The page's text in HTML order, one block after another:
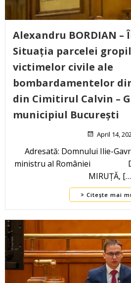
Alexandru BORDIAN –
Situația parcelei
victimelor civile ale
bombardamentelor
din Cimitirul Calvin –
municipiul București
April 14,
Adresată: Domnului Ilie-
ministru al României
MIRUȚĂ,
Citește mai